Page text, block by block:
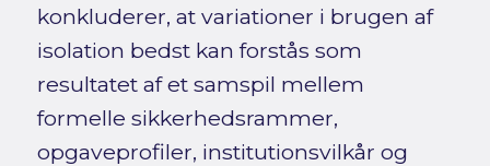
konkluderer, at variationer i brugen af
isolation bedst kan forstås som
resultatet af et samspil mellem
formelle sikkerhedsrammer,
opgaveprofiler, institutionsvilkår og